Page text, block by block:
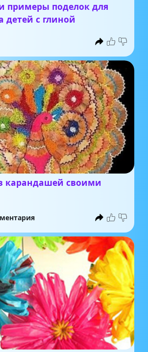
примеры поделок для
детей с глиной
карандашей своими